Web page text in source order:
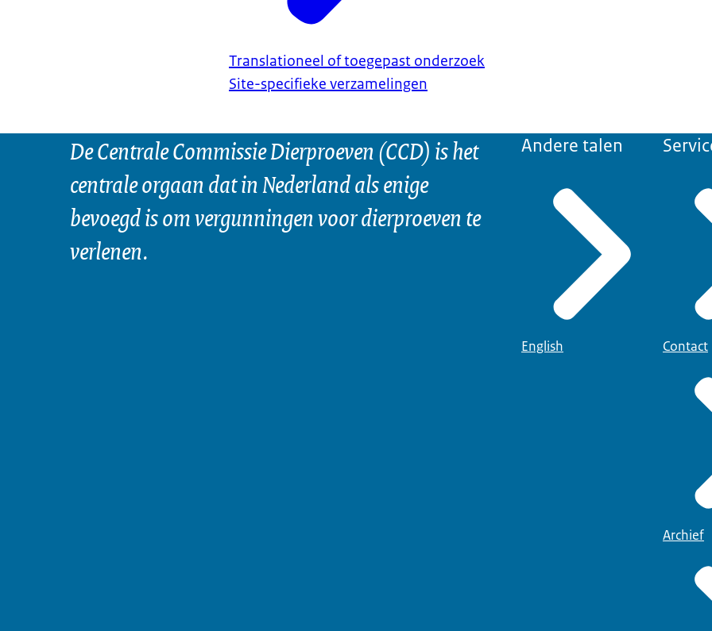
Translationeel of toegepast onderzoek
Site-specifieke verzamelingen
De Centrale Commissie Dierproeven (CCD) is het
centrale orgaan dat in Nederland als enige
bevoegd is om vergunningen voor dierproeven te
verlenen.
Andere talen
English Contact
Archief